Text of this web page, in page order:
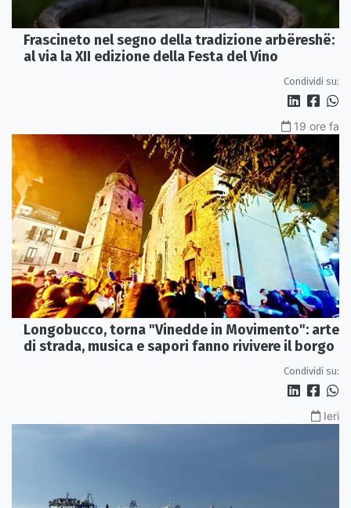
Frascineto nel segno della tradizione arbëreshë:
al via la XII edizione della Festa del Vino
Condividi su:
19 ore fa
Longobucco, torna "Vinedde in Movimento": arte
di strada, musica e sapori fanno rivivere il borgo
Condividi su:
Ieri